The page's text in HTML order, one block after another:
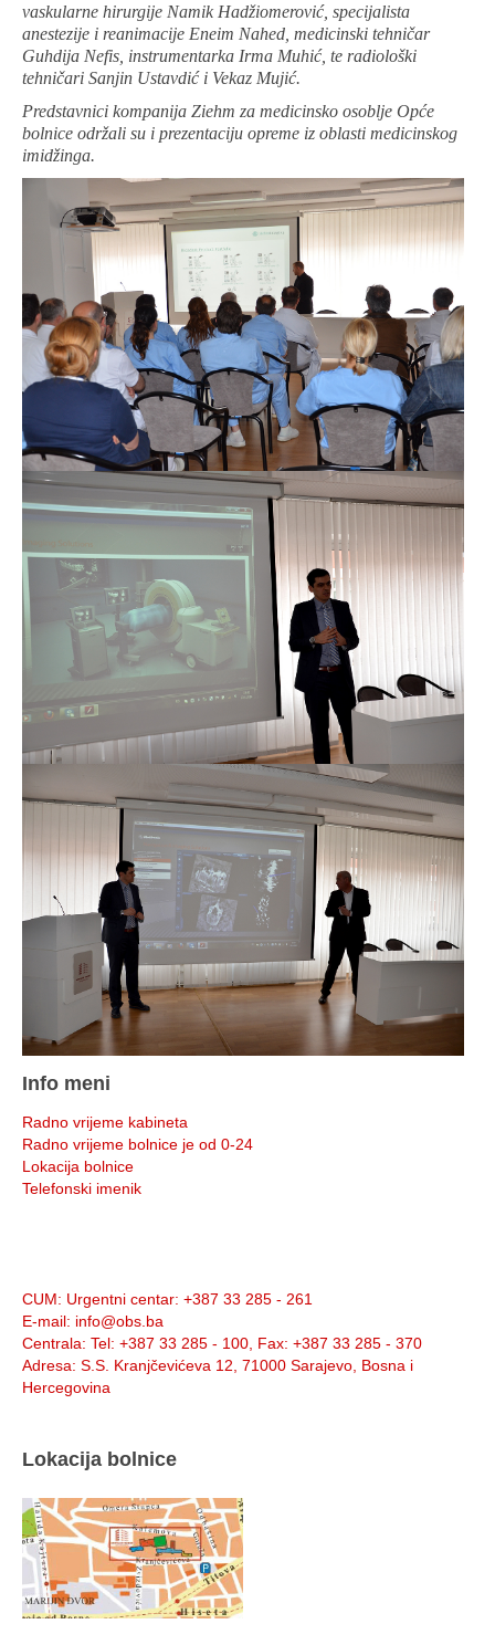
vaskularne hirurgije Namik Hadžiomerović, specijalista
anestezije i reanimacije Eneim Nahed, medicinski tehničar
Guhdija Nefis, instrumentarka Irma Muhić, te radiološki
tehničari Sanjin Ustavdić i Vekaz Mujić.
Predstavnici kompanija Ziehm za medicinsko osoblje Opće
bolnice održali su i prezentaciju opreme iz oblasti medicinskog
imidžinga.
Info meni
Radno vrijeme kabineta
Radno vrijeme bolnice je od 0-24
Lokacija bolnice
Telefonski imenik
CUM: Urgentni centar: +387 33 285 - 261
E-mail: info@obs.ba
Centrala: Tel: +387 33 285 - 100, Fax: +387 33 285 - 370
Adresa: S.S. Kranjčevićeva 12, 71000 Sarajevo, Bosna i
Hercegovina
Lokacija bolnice